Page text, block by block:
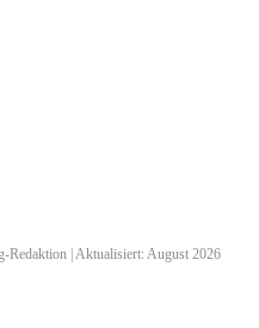
Redaktion | Aktualisiert: August 2026